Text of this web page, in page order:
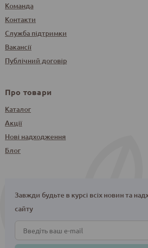
Команда
Контакти
Служба підтримки
Вакансії
Публічний договір
Про товари
Каталог
Акції
Нові надходження
Блог
Завжди будьте в курсі всіх новин та
сайту